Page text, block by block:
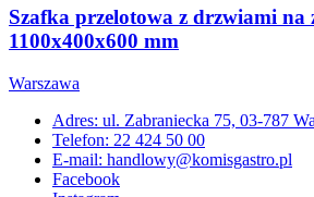
Szafka przelotowa z drzwiami na
1100x400x600 mm
Warszawa
Adres: ul. Zabraniecka 75, 03-787
Telefon: 22 424 50 00
E-mail: handlowy@komisgastro.pl
Facebook